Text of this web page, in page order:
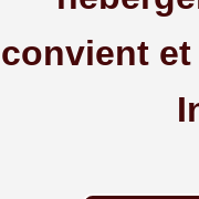
convient